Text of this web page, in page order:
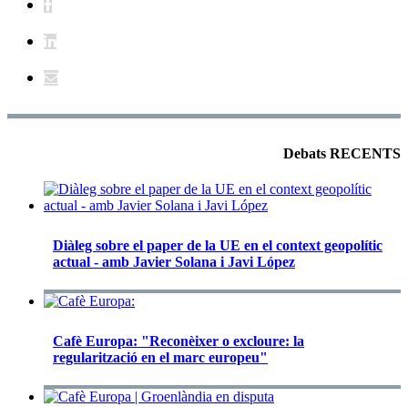
Debats RECENTS
Diàleg sobre el paper de la UE en el context geopolític
actual - amb Javier Solana i Javi López
Cafè Europa: "Reconèixer o excloure: la
regularització en el marc europeu"